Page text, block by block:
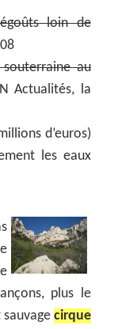
loin de
au
Actualités, la
d’euros)
les eaux
plus le
cirque